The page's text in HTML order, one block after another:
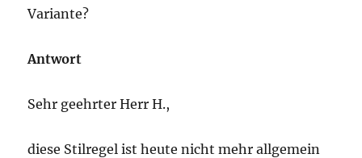
Variante?
Antwort
Sehr geehrter Herr H.,
diese Stilregel ist heute nicht mehr allgemein